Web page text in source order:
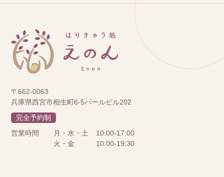
〒662-0063
兵庫県西宮市相生町6-5パールビル202
完全予約制
営業時間
月・水・土
10:00-17:00
火・金
10:00-19:30